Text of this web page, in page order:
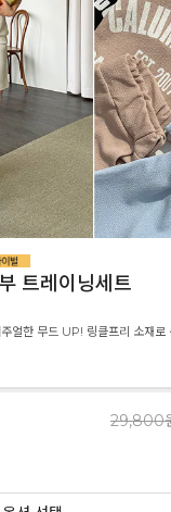
트레이닝세트
얼한 무드 UP! 링클프리 소재로
29,800